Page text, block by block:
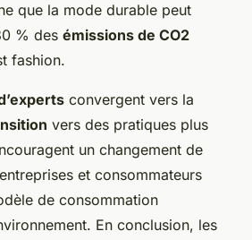
que la mode durable peut
% des émissions de CO2
fashion.
convergent vers la
vers des pratiques plus
un changement de
et consommateurs
de consommation
En conclusion, les